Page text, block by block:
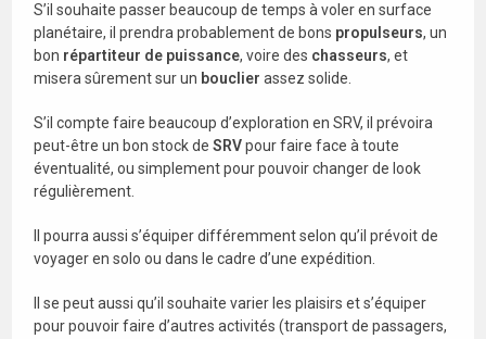
S’il souhaite passer beaucoup de temps à voler en surface
planétaire, il prendra probablement de bons propulseurs, un
bon répartiteur de puissance, voire des chasseurs, et
misera sûrement sur un bouclier assez solide.
S’il compte faire beaucoup d’exploration en SRV, il prévoira
peut-être un bon stock deSRVpour faire face à toute
éventualité, ou simplement pour pouvoir changer de look
régulièrement.
Il pourra aussi s’équiper différemment selon qu’il prévoit de
voyager en solo ou dans le cadre d’une expédition.
Il se peut aussi qu’il souhaite varier les plaisirs et s’équiper
pour pouvoir faire d’autres activités (transport de passagers,